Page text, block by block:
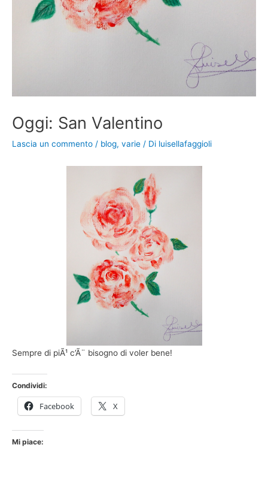
Oggi: San Valentino
Lascia un commento / blog, varie / Di luisellafaggioli
Sempre di piÃ¹ c’Ã¨ bisogno di voler bene!
Condividi:
Facebook X
Mi piace: